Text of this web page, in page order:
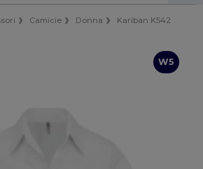
Camicie Donna Kariban K542
W5